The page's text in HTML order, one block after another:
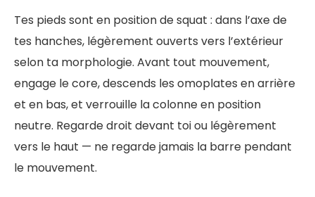
Tes pieds sont en position de squat : dans l’axe de
tes hanches, légèrement ouverts vers l’extérieur
selon ta morphologie. Avant tout mouvement,
engage le core, descends les omoplates en arrière
et en bas, et verrouille la colonne en position
neutre. Regarde droit devant toi ou légèrement
vers le haut — ne regarde jamais la barre pendant
le mouvement.